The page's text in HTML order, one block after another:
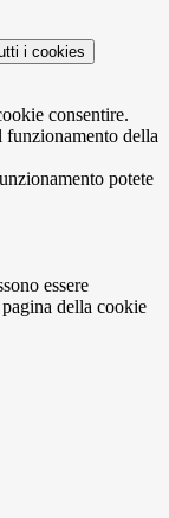
i cookies
consentire.
funzionamento della
potete
essere
della cookie